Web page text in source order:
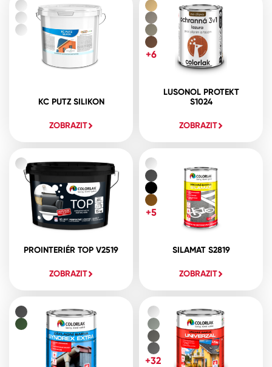
KC PUTZ SILIKON
ZOBRAZIT
LUSONOL PROTEKT
S1024
ZOBRAZIT
+6
PROINTERIÉR TOP V2519
ZOBRAZIT
SILAMAT S2819
ZOBRAZIT
+5
+32